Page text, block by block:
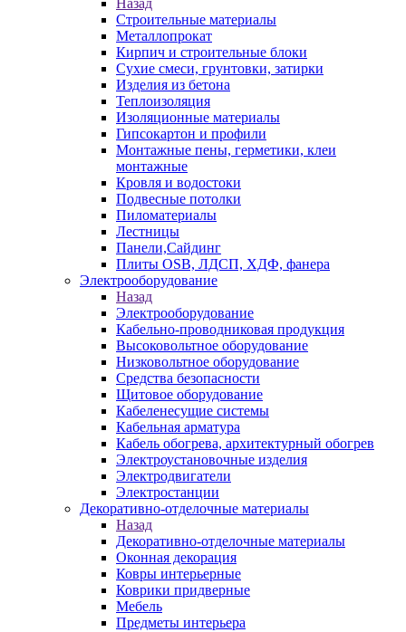
Назад
Строительные материалы
Металлопрокат
Кирпич и строительные блоки
Сухие смеси, грунтовки, затирки
Изделия из бетона
Теплоизоляция
Изоляционные материалы
Гипсокартон и профили
Монтажные пены, герметики, клеи
монтажные
Кровля и водостоки
Подвесные потолки
Пиломатериалы
Лестницы
Панели,Сайдинг
Плиты OSB, ЛДСП, ХДФ, фанера
Электрооборудование
Назад
Электрооборудование
Кабельно-проводниковая продукция
Высоковольтное оборудование
Низковольтное оборудование
Средства безопасности
Щитовое оборудование
Кабеленесущие системы
Кабельная арматура
Кабель обогрева, архитектурный обогрев
Электроустановочные изделия
Электродвигатели
Электростанции
Декоративно-отделочные материалы
Назад
Декоративно-отделочные материалы
Оконная декорация
Ковры интерьерные
Коврики придверные
Мебель
Предметы интерьера